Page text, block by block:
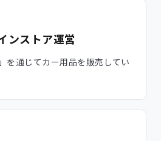
ンストア運営
を通じてカー用品を販売してい